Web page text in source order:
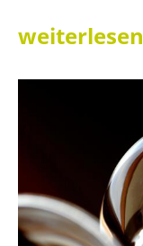
weiterlesen